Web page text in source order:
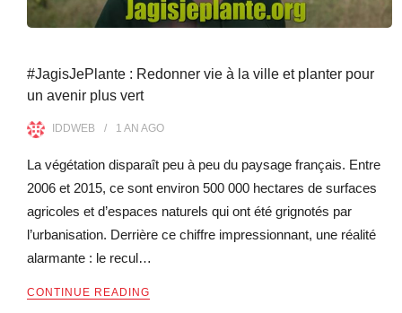
#JagisJePlante : Redonner vie à la ville et planter pour
un avenir plus vert
IDDWEB 1 AN AGO
La végétation disparaît peu à peu du paysage français. Entre
2006 et 2015, ce sont environ 500 000 hectares de surfaces
agricoles et d’espaces naturels qui ont été grignotés par
l’urbanisation. Derrière ce chiffre impressionnant, une réalité
alarmante : le recul…
CONTINUE READING